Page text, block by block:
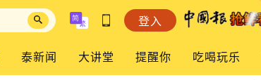
登入
泰新闻 大讲堂 提醒你 吃喝玩乐